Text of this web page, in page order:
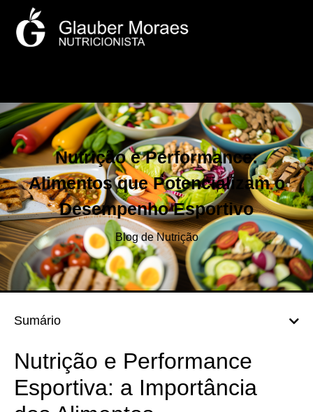
Nutrição e Performance:
Alimentos que Potencializam o
Desempenho Esportivo
Blog de Nutrição
Sumário
Nutrição e Performance
Esportiva: a Importância